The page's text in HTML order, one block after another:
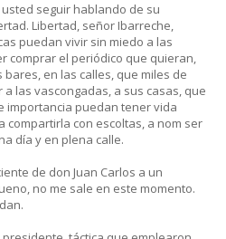
seguir hablando de su
Libertad, señor Ibarreche,
puedan vivir sin miedo a las
comprar el periódico que quieran,
en las calles, que miles de
las vascongadas, a sus casas, que
importancia puedan tener vida
compartirla con escoltas, a nom ser
día y en plena calle.
de don Juan Carlos a un
no me sale en este momento.